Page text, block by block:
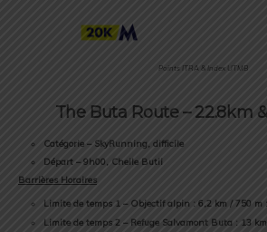
Points ITRA & Index UTMB
The Buta Route – 22.8km
Catégorie – SkyRunning, difficile
Départ – 9h00, Cheile Butii
Barrières Horaires
Limite de temps 1 – Objectif alpin : 6,2 km / 750 m
Limite de temps 2 – Refuge Salvamont Buta : 13